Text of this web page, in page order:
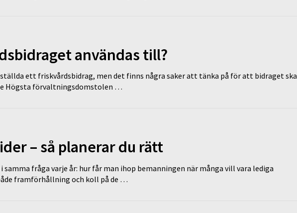
användas till?
ett friskvårdsbidrag, men det finns några saker att tänka på för att bidraget ska
Högsta förvaltningsdomstolen …
– så planerar du rätt
fråga varje år: hur får man ihop bemanningen när många vill vara lediga
framförhållning och koll på de …